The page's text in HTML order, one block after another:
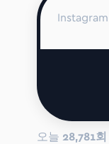
오늘 28,781회